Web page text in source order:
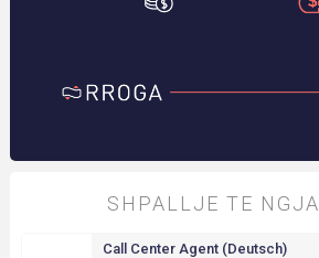
SHPALLJE TE
Call Center Agent (Deutsch)